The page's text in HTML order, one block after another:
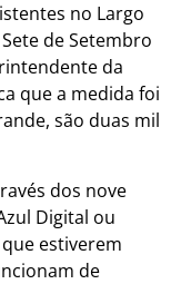
no Largo
de Setembro
da
que a medida foi
são duas mil
dos nove
Digital ou
estiverem
de